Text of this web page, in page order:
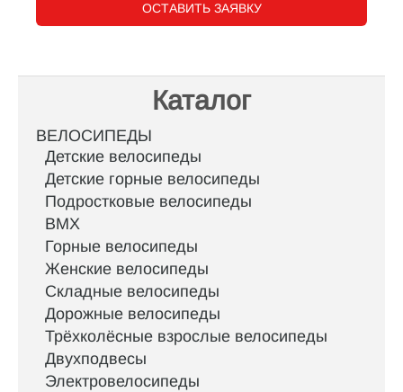
ОСТАВИТЬ ЗАЯВКУ
Каталог
ВЕЛОСИПЕДЫ
Детские велосипеды
Детские горные велосипеды
Подростковые велосипеды
BMX
Горные велосипеды
Женские велосипеды
Складные велосипеды
Дорожные велосипеды
Трёхколёсные взрослые велосипеды
Двухподвесы
Электровелосипеды